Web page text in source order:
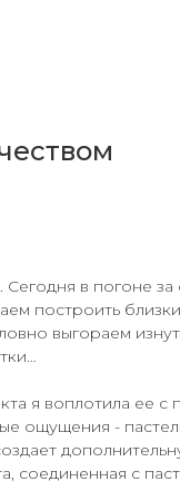
в погоне за
построить
выгораем
я воплотила ее
ощущения -
соединенная с